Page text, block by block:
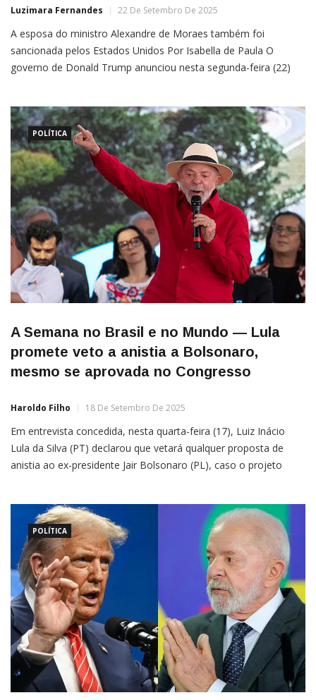
Luzimara Fernandes 22 De Setembro De 2025
A esposa do ministro Alexandre de Moraes também foi
sancionada pelos Estados Unidos Por Isabella de Paula O
governo de Donald Trump anunciou nesta segunda-feira (22)
decisão da administração republicana contra Viviane Barci de
Moraes foi […]
POLÍTICA
A Semana no Brasil e no Mundo — Lula
promete veto a anistia a Bolsonaro,
mesmo se aprovada no Congresso
Haroldo Filho 18 De Setembro De 2025
Em entrevista concedida, nesta quarta-feira (17), Luiz Inácio
Lula da Silva (PT) declarou que vetará qualquer proposta de
anistia ao ex-presidente Jair Bolsonaro (PL), caso o projeto
Alvorada. “Pode ter certeza: se chegar para […]
POLÍTICA